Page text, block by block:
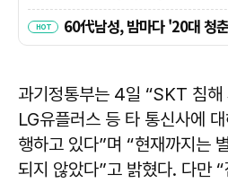
과기정통부는 4일 “SKT 침
LG유플러스 등 타 통신사에
행하고 있다”며 “현재까지는
되지 않았다”고 밝혔다. 다만